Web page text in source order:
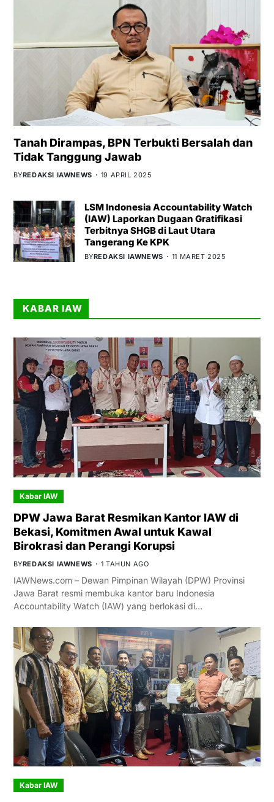
Tanah Dirampas, BPN Terbukti Bersalah dan
Tidak Tanggung Jawab
BYREDAKSI IAWNEWS 19 APRIL 2025
LSM Indonesia Accountability Watch
(IAW) Laporkan Dugaan Gratifikasi
Terbitnya SHGB di Laut Utara
Tangerang Ke KPK
BYREDAKSI IAWNEWS 11 MARET 2025
KABAR IAW
Kabar IAW
DPW Jawa Barat Resmikan Kantor IAW di
Bekasi, Komitmen Awal untuk Kawal
Birokrasi dan Perangi Korupsi
BYREDAKSI IAWNEWS 1 TAHUN AGO
IAWNews.com – Dewan Pimpinan Wilayah (DPW) Provinsi
Jawa Barat resmi membuka kantor baru Indonesia
Accountability Watch (IAW) yang berlokasi di…
Kabar IAW